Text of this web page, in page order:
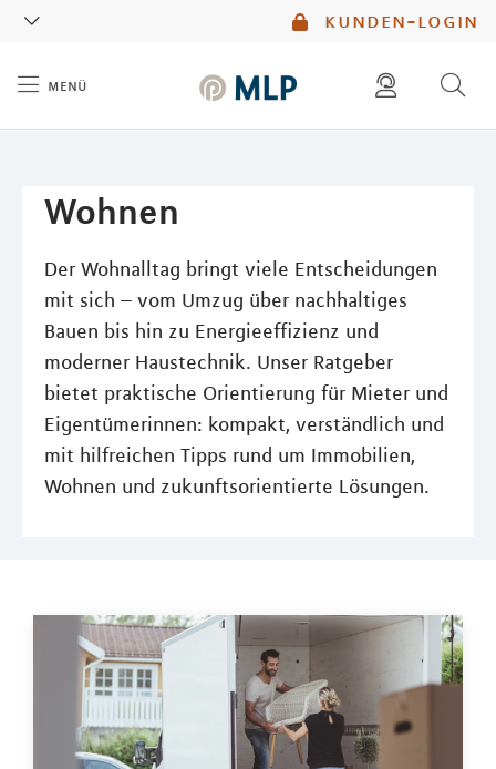
kunden-login
menü
Wohnen
Der Wohnalltag bringt viele Entscheidungen
mit sich – vom Umzug über nachhaltiges
Bauen bis hin zu Energieeffizienz und
moderner Haustechnik. Unser Ratgeber
bietet praktische Orientierung für Mieter und
Eigentümerinnen: kompakt, verständlich und
mit hilfreichen Tipps rund um Immobilien,
Wohnen und zukunftsorientierte Lösungen.